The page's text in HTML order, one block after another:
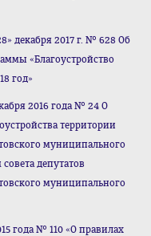
декабря 2017 г. № 628 Об
«Благоустройство
год»
2016 года № 24 О
территории
муниципального
депутатов
муниципального
года № 110 «О правилах